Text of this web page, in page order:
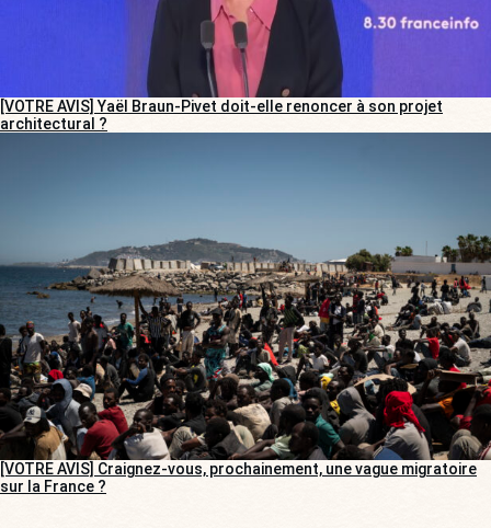
[VOTRE AVIS] Yaël Braun-Pivet doit-elle renoncer à son projet
architectural ?
[VOTRE AVIS] Craignez-vous, prochainement, une vague migratoire
sur la France ?